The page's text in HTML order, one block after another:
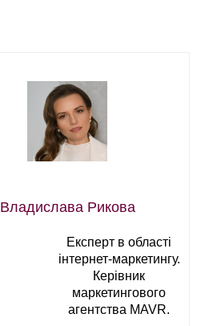
Владислава Рикова
Експерт в області
інтернет-маркетингу.
Керівник
маркетингового
агентства MAVR.